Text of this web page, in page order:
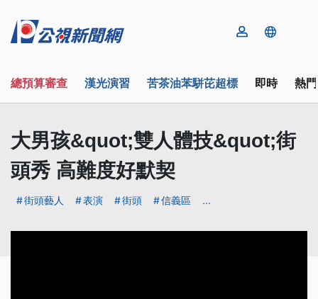
總預算審查 漢光演習 苦茶油苯駢芘超標 即時 熱
大男孩&quot;雙人體技&quot;街
頭秀 高難度好默契
街頭藝人 表演 街頭 信義區 ...